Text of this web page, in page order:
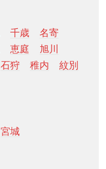
千歳
名寄
恵庭
旭川
石狩 稚内
紋別
宮城